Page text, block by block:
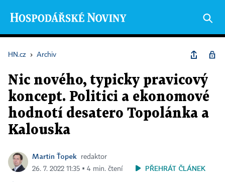
HN.cz › Archiv
Nic nového, typicky pravicový
koncept. Politici a ekonomové
hodnotí desatero Topolánka a
Kalouska
Martin Ťopek
redaktor
26. 7. 2022 11:35 ▪ 4 min. čtení
PŘEHRÁT ČLÁNEK